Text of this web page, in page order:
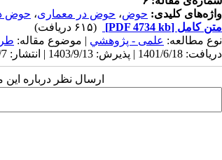
واژه‌های کلیدی: حوض، حوض در معماری، حوض
متن کامل [PDF 4734 kb]
(۶۱۵ دریافت)
نوع مطالعه: علمی - پژوهشي | موضوع مقاله:
دریافت: 1401/6/18 | پذیرش: 1403/9/13 | انتشار: 1404/6/7
ارسال نظر درباره